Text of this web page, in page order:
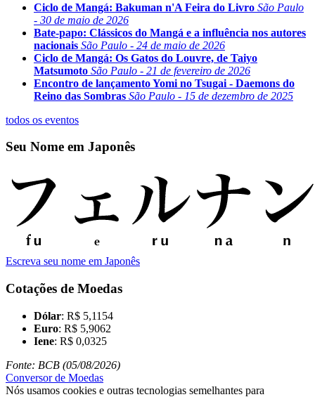
Ciclo de Mangá: Bakuman n'A Feira do Livro São Paulo
- 30 de maio de 2026
Bate-papo: Clássicos do Mangá e a influência nos autores
nacionais São Paulo - 24 de maio de 2026
Ciclo de Mangá: Os Gatos do Louvre, de Taiyo
Matsumoto São Paulo - 21 de fevereiro de 2026
Encontro de lançamento Yomi no Tsugai - Daemons do
Reino das Sombras São Paulo - 15 de dezembro de 2025
todos os eventos
Seu Nome em Japonês
Escreva seu nome em Japonês
Cotações de Moedas
Dólar: R$ 5,1154
Euro: R$ 5,9062
Iene: R$ 0,0325
Fonte: BCB (05/08/2026)
Conversor de Moedas
Nós usamos cookies e outras tecnologias semelhantes para